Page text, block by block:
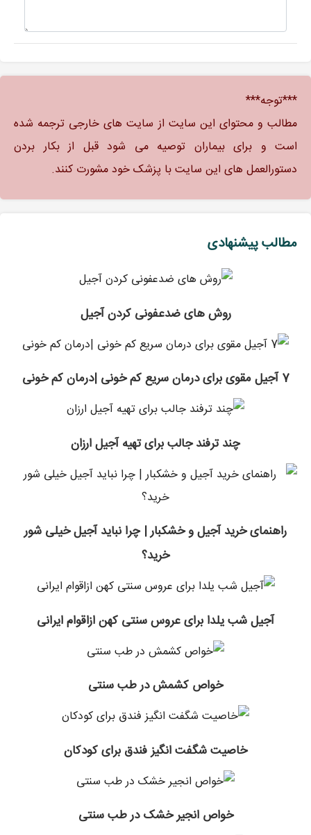
***توجه***
مطالب و محتوای این سایت از سایت های خارجی ترجمه شده
است و برای بیماران توصیه می شود قبل از بکار بردن
دستورالعمل های این سایت با پزشک خود مشورت کنند.
مطالب پیشنهادی
روش های ضدعفونی کردن آجیل
7 آجیل مقوی برای درمان سریع کم خونی |درمان کم خونی
چند ترفند جالب برای تهیه آجیل ارزان
راهنمای خرید آجیل و خشکبار | چرا نباید آجیل خیلی شور
خرید؟
آجیل شب یلدا برای عروس سنتی کهن ازاقوام ایرانی
خواص کشمش در طب سنتی
خاصیت شگفت انگیز فندق برای کودکان
خواص انجیر خشک در طب سنتی